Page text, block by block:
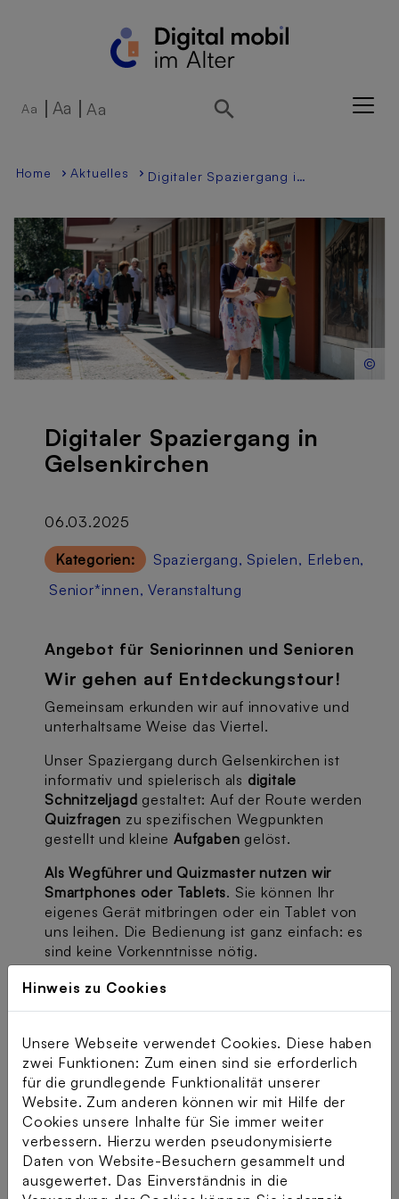
Direkt zur Hauptnavigation springen
Direkt zum Inhalt springen
Aa Aa Aa
Home Aktuelles Digitaler Spaziergang in Gelsenkirchen
©
Digitaler Spaziergang in
Gelsenkirchen
06.03.2025
Kategorien: Spaziergang, Spielen, Erleben,
Senior*innen, Veranstaltung
Angebot für Seniorinnen und Senioren
Wir gehen auf Entdeckungstour!
Gemeinsam erkunden wir auf innovative und
unterhaltsame Weise das Viertel.
Unser Spaziergang durch Gelsenkirchen ist
informativ und spielerisch als digitale
Schnitzeljagd gestaltet: Auf der Route werden
Quizfragen zu spezifischen Wegpunkten
gestellt und kleineAufgaben gelöst.
Als Wegführer und Quizmaster nutzen wir
Smartphones oder Tablets. Sie können Ihr
eigenes Gerät mitbringen oder ein Tablet von
uns leihen. Die Bedienung ist ganz einfach: es
sind keine Vorkenntnisse nötig.
Das Angebot ist kostenfrei.
Termin: Donnerstag, 6. März 2025
13 Uhr Ankommen
ab ca. 13.30 Uhr machen wir uns auf den
Weg
im Anschluss gemeinsamer Ausklang bei
Kaffee und Kuchen
Treffpunkt: 7 Werke (St. Michael-Kirche)
Valentinstr. 40, 45896 Gelsenkirchen
Hinweis zu Cookies
Unsere Webseite verwendet Cookies. Diese haben
zwei Funktionen: Zum einen sind sie erforderlich
für die grundlegende Funktionalität unserer
Website. Zum anderen können wir mit Hilfe der
Cookies unsere Inhalte für Sie immer weiter
verbessern. Hierzu werden pseudonymisierte
Daten von Website-Besuchern gesammelt und
ausgewertet. Das Einverständnis in die